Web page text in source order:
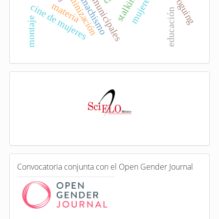
stalking
machismo
feminización
cine de mujeres voguing
materia
montaje educación
a
e
n
C
o
o
Convocatoria conjunta con el Open Gender Journal